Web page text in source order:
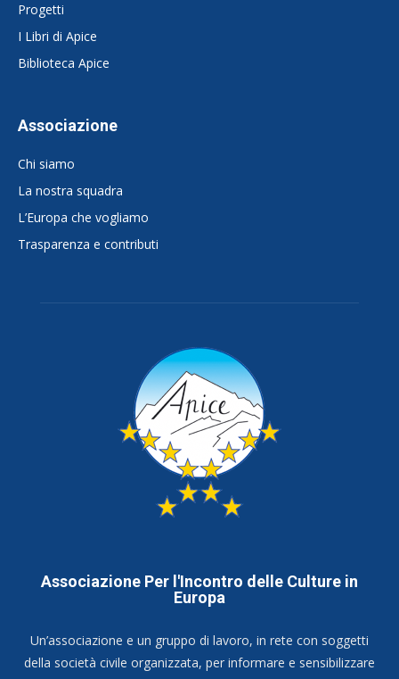
Progetti
I Libri di Apice
Biblioteca Apice
Associazione
Chi siamo
La nostra squadra
L’Europa che vogliamo
Trasparenza e contributi
Associazione Per l'Incontro delle Culture in
Europa
Un’associazione e un gruppo di lavoro, in rete con soggetti
della società civile organizzata, per informare e sensibilizzare